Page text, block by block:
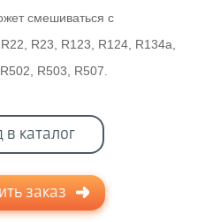
смешиваться с
R23, R123, R124, R134a,
R503, R507.
в каталог
заказ